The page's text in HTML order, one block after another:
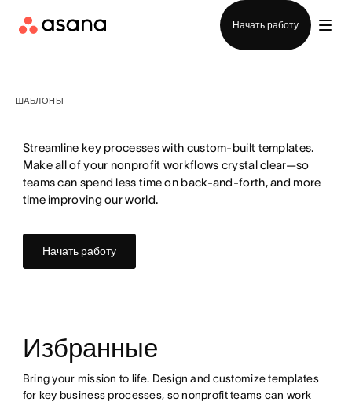
Начать работу
ШАБЛОНЫ
Streamline key processes with custom-built templates.
Make all of your nonprofit workflows crystal clear—so
teams can spend less time on back-and-forth, and more
time improving our world.
Начать работу
Избранные
Bring your mission to life. Design and customize templates
for key business processes, so nonprofit teams can work